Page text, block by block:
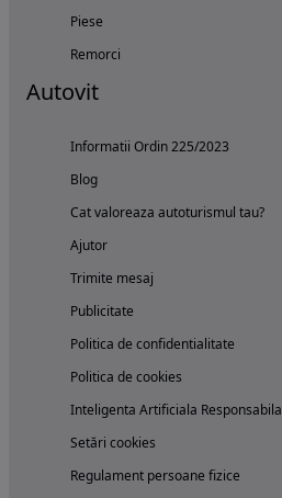
Piese
Remorci
Autovit
Informatii Ordin 225/2023
Blog
Cat valoreaza autoturismul tau?
Ajutor
Trimite mesaj
Publicitate
Politica de confidentialitate
Politica de cookies
Inteligenta Artificiala Responsabila
Setări cookies
Regulament persoane fizice